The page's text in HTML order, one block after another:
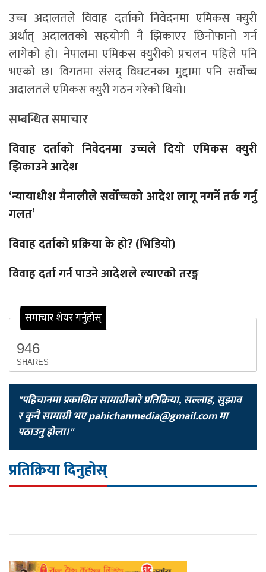
उच्च अदालतले विवाह दर्ताको निवेदनमा एमिकस क्युरी
अर्थात् अदालतको सहयोगी नै झिकाएर छिनोफानो गर्न
लागेको हो। नेपालमा एमिकस क्युरीको प्रचलन पहिले पनि
भएको छ। विगतमा संसद् विघटनका मुद्दामा पनि सर्वोच्च
अदालतले एमिकस क्युरी गठन गरेको थियो।
सम्बन्धित समाचार
विवाह दर्ताको निवेदनमा उच्चले दियो एमिकस क्युरी
झिकाउने आदेश
‘न्यायाधीश मैनालीले सर्वोच्चको आदेश लागू नगर्ने तर्क गर्नु
गलत’
विवाह दर्ताको प्रक्रिया के हो? (भिडियो)
विवाह दर्ता गर्न पाउने आदेशले ल्याएको तरङ्ग
समाचार शेयर गर्नुहोस्
946
SHARES
"पहिचानमा प्रकाशित सामाग्रीबारे प्रतिक्रिया, सल्लाह, सुझाव
र कुनै सामाग्री भएpahichanmedia@gmail.comमा
पठाउनु होला।"
प्रतिक्रिया दिनुहोस्